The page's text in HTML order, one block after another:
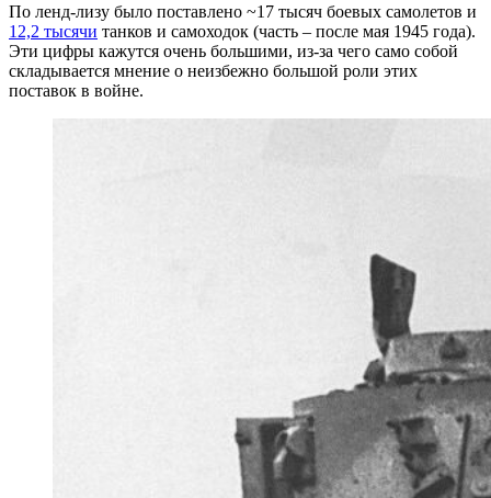
По ленд-лизу было поставлено ~17 тысяч боевых самолетов и
12,2 тысячи танков и самоходок (часть – после мая 1945 года).
Эти цифры кажутся очень большими, из-за чего само собой
складывается мнение о неизбежно большой роли этих
поставок в войне.